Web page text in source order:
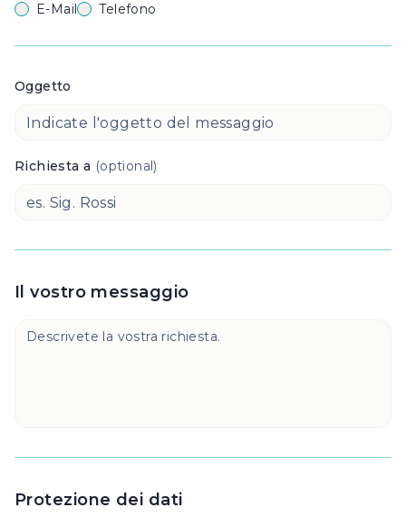
E-Mail
Telefono
Oggetto
Richiesta a (optional)
Il vostro messaggio
Protezione dei dati